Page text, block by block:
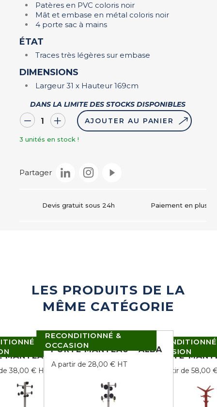
Patères en PVC coloris noir
Mât et embase en métal coloris noir
4 porte sac à mains
ÉTAT
Traces très légères sur embase
DIMENSIONS
Largeur 31 x Hauteur 169cm
DANS LA LIMITE DES STOCKS DISPONIBLES
AJOUTER AU PANIER
3 unités en stock !
Partager
Instagram
Devis gratuit sous 24h Paiement en
LES PRODUITS DE LA
MÊME CATÉGORIE
&
MANTEAU
38,00 € HT
RECONDITIONNÉ &
OCCASION
PORTE MANTEAU - ALBA
A partir de 28,00 € HT
OCCASION
PORTE-
A partir de 58,00